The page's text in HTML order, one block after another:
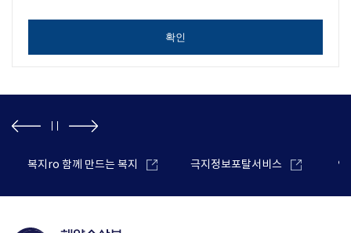
확인
복지ro 함께 만드는 복지 극지정보포탈서비스 안